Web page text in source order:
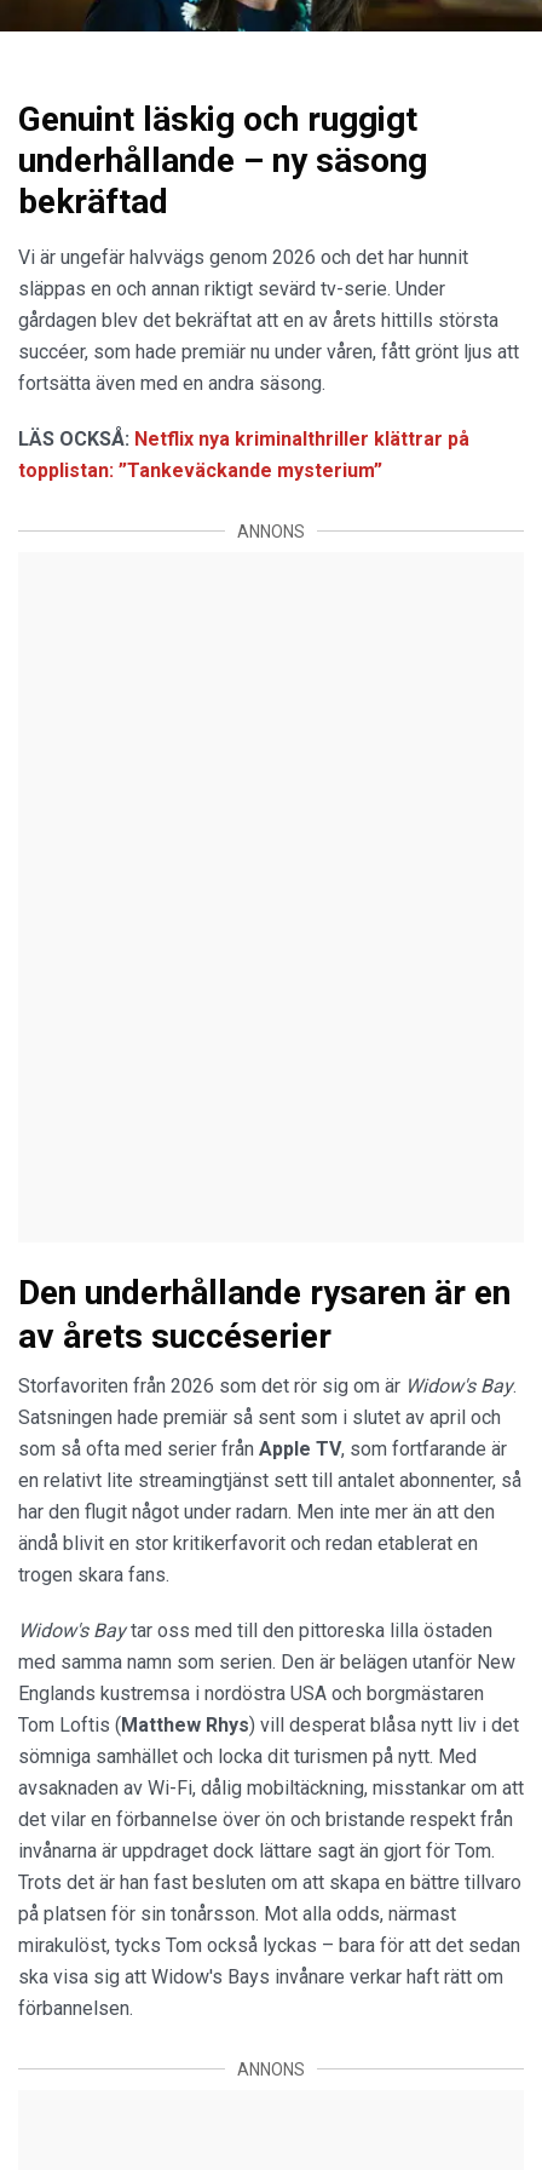
Genuint läskig och ruggigt
underhållande – ny säsong
bekräftad
Vi är ungefär halvvägs genom 2026 och det har hunnit
släppas en och annan riktigt sevärd tv-serie. Under
gårdagen blev det bekräftat att en av årets hittills största
succéer, som hade premiär nu under våren, fått grönt ljus att
fortsätta även med en andra säsong.
LÄS OCKSÅ: Netflix nya kriminalthriller klättrar på
topplistan: ”Tankeväckande mysterium”
ANNONS
Den underhållande rysaren är en
av årets succéserier
Storfavoriten från 2026 som det rör sig om är Widow's Bay.
Satsningen hade premiär så sent som i slutet av april och
som så ofta med serier från Apple TV, som fortfarande är
en relativt lite streamingtjänst sett till antalet abonnenter, så
har den flugit något under radarn. Men inte mer än att den
ändå blivit en stor kritikerfavorit och redan etablerat en
trogen skara fans.
Widow's Baytar oss med till den pittoreska lilla östaden
med samma namn som serien. Den är belägen utanför New
Englands kustremsa i nordöstra USA och borgmästaren
Tom Loftis (Matthew Rhys) vill desperat blåsa nytt liv i det
sömniga samhället och locka dit turismen på nytt. Med
avsaknaden av Wi-Fi, dålig mobiltäckning, misstankar om att
det vilar en förbannelse över ön och bristande respekt från
invånarna är uppdraget dock lättare sagt än gjort för Tom.
Trots det är han fast besluten om att skapa en bättre tillvaro
på platsen för sin tonårsson. Mot alla odds, närmast
mirakulöst, tycks Tom också lyckas – bara för att det sedan
ska visa sig att Widow's Bays invånare verkar haft rätt om
förbannelsen.
ANNONS